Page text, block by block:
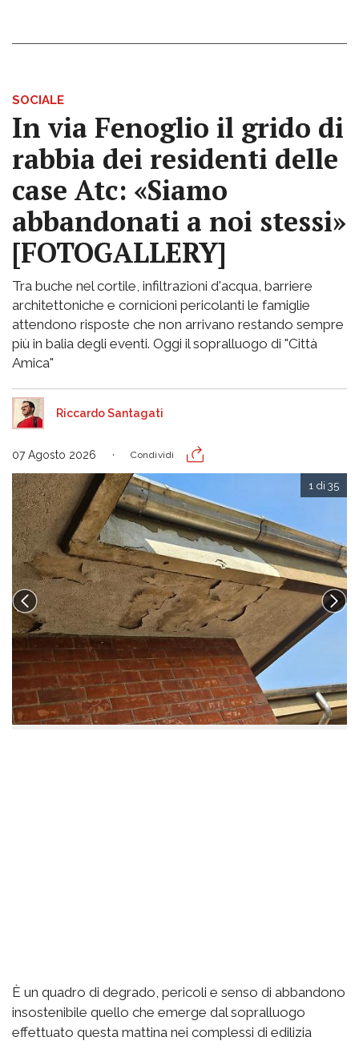
SOCIALE
In via Fenoglio il grido di
rabbia dei residenti delle
case Atc: «Siamo
abbandonati a noi stessi»
[FOTOGALLERY]
Tra buche nel cortile, infiltrazioni d'acqua, barriere
architettoniche e cornicioni pericolanti le famiglie
attendono risposte che non arrivano restando sempre
più in balia degli eventi. Oggi il sopralluogo di "Città
Amica"
Riccardo Santagati
07 Agosto 2026 Condividi
1 di 35
È un quadro di degrado, pericoli e senso di abbandono
insostenibile quello che emerge dal sopralluogo
effettuato questa mattina nei complessi di edilizia